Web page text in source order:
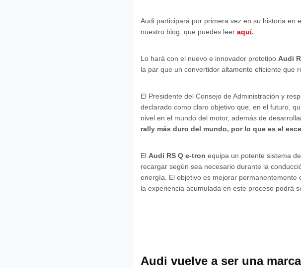
Audi participará por primera vez en su historia en
nuestro blog, que puedes leer aquí.
Lo hará con el nuevo e innovador prototipo Audi
la par que un convertidor altamente eficiente que
El Presidente del Consejo de Administración y
declarado como claro objetivo que, en el futuro,
nivel en el mundo del motor, además de
rally más duro del mundo, por lo que es el
El Audi RS Q e-tron equipa un potente sistema
recargar según sea necesario durante la
energía. El objetivo es mejorar
la experiencia acumulada en este proceso podrá
Audi vuelve a ser una